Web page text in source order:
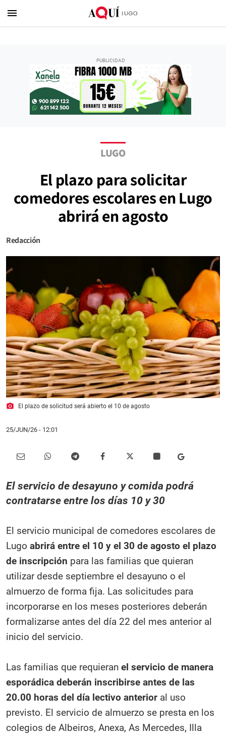
menu
LUGO
El plazo para solicitar
comedores escolares en Lugo
abrirá en agosto
Redacción
photo_camera El plazo de solicitud será abierto el 10 de agosto
25/JUN/26 - 12:01
El servicio de desayuno y comida podrá
contratarse entre los días 10 y 30
El servicio municipal de comedores escolares de
Lugo abrirá entre el 10 y el 30 de agosto el plazo
de inscripción para las familias que quieran
utilizar desde septiembre el desayuno o el
almuerzo de forma fija. Las solicitudes para
incorporarse en los meses posteriores deberán
formalizarse antes del día 22 del mes anterior al
inicio del servicio.
Las familias que requieran el servicio de manera
esporádica deberán inscribirse antes de las
20.00 horas del día lectivo anterior al uso
previsto. El servicio de almuerzo se presta en los
colegios de Albeiros, Anexa, As Mercedes, Illa